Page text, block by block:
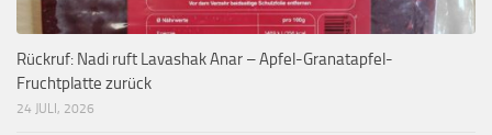
Rückruf: Nadi ruft Lavashak Anar – Apfel-Granatapfel-
Fruchtplatte zurück
24 JULI, 2026